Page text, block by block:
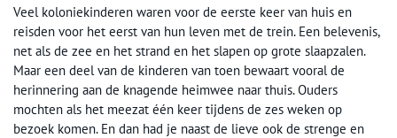
Veel koloniekinderen waren voor de eerste keer van huis en
reisden voor het eerst van hun leven met de trein. Een belevenis,
net als de zee en het strand en het slapen op grote slaapzalen.
Maar een deel van de kinderen van toen bewaart vooral de
herinnering aan de knagende heimwee naar thuis. Ouders
mochten als het meezat één keer tijdens de zes weken op
bezoek komen. En dan had je naast de lieve ook de strenge en